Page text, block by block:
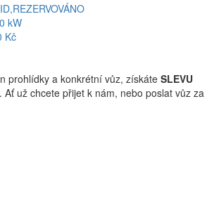
kW
Kč
prohlídky a konkrétní vůz, získáte SLEVU
Ať už chcete přijet k nám, nebo poslat vůz za